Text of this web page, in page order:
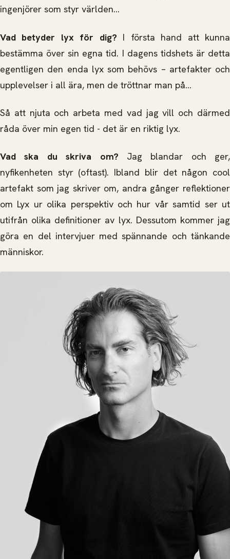
ingenjörer som styr världen…
Vad betyder lyx för dig? I första hand att kunna
bestämma över sin egna tid. I dagens tidshets är detta
egentligen den enda lyx som behövs – artefakter och
upplevelser i all ära, men de tröttnar man på…
Så att njuta och arbeta med vad jag vill och därmed
råda över min egen tid - det är en riktig lyx.
Vad ska du skriva om? Jag blandar och ger,
nyfikenheten styr (oftast). Ibland blir det någon cool
artefakt som jag skriver om, andra gånger reflektioner
om Lyx ur olika perspektiv och hur vår samtid ser ut
utifrån olika definitioner av lyx. Dessutom kommer jag
göra en del intervjuer med spännande och tänkande
människor.